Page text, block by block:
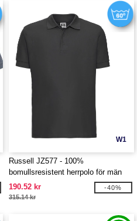
W1
Russell JZ577 - 100%
bomullsresistent herrpolo för män
190.52 kr
315.14 kr
-40%